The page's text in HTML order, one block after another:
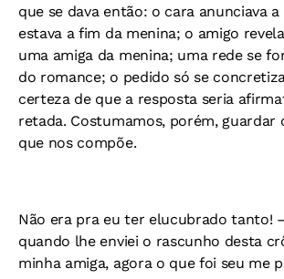
que se dava então: o cara anunciava
estava a fim da menina; o amigo
uma amiga da menina; uma rede se
do romance; o pedido só se
certeza de que a resposta seria
retada. Costumamos, porém, guardar
que nos compõe.
Não era pra eu ter elucubrado tanto!
quando lhe enviei o rascunho desta
minha amiga, agora o que foi seu me